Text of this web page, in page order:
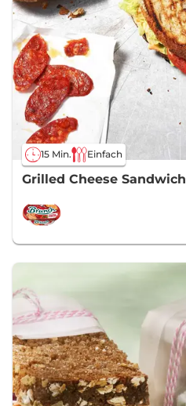
15 Min. Einfach
Grilled Cheese Sandwich